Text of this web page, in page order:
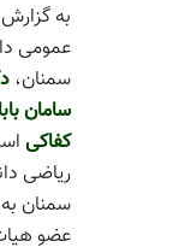
به
عمومی
سمنان،
سامان
کفاکی
ریاضی
سمنان